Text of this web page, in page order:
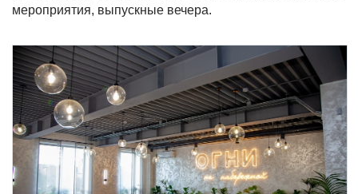
мероприятия, выпускные вечера.